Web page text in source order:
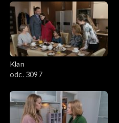
Klan
odc. 3097